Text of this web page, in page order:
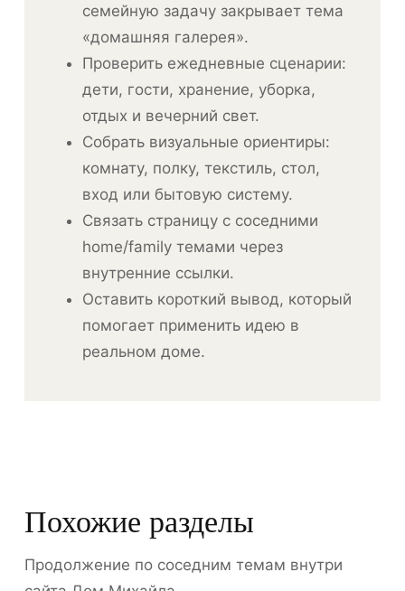
семейную задачу закрывает тема
«домашняя галерея».
Проверить ежедневные сценарии:
дети, гости, хранение, уборка,
отдых и вечерний свет.
Собрать визуальные ориентиры:
комнату, полку, текстиль, стол,
вход или бытовую систему.
Связать страницу с соседними
home/family темами через
внутренние ссылки.
Оставить короткий вывод, который
помогает применить идею в
реальном доме.
Похожие разделы
Продолжение по соседним темам внутри